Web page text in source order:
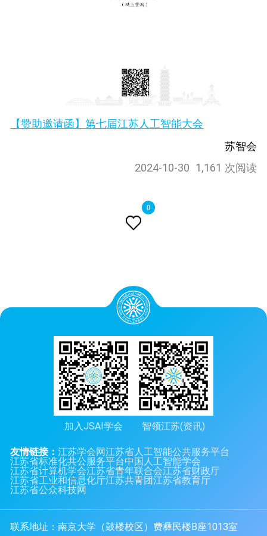

0
【赞助邀请函】第七届江苏人工智能大会
苏智会
2024-10-30 1,161 次阅读
加入JSAI学会 智领江苏(资讯)
友情链接：江苏学会网江苏省人工智能公共服务平台
江苏省标准化共公服务平台中国人工智能学会
江苏省计算机学会江苏省青年联合会江苏省财政厅
江苏省工业和信息化厅江苏共青团江苏省教育厅
江苏省公众科技网
联系地址：南京大学（鼓楼校区）费彝民楼B座1013室